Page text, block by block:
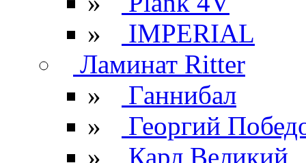
»
IMPERIAL
Ламинат Ritter
»
Ганнибал
»
Георгий
»
Карл Великий